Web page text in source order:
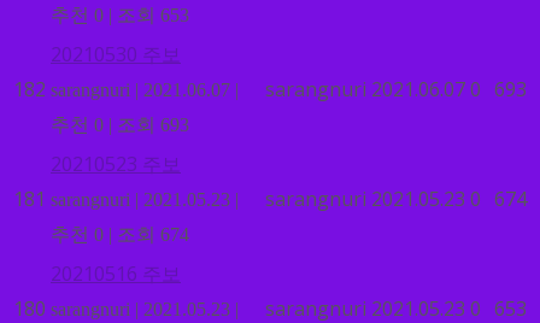
추천 0 | 조회 653
182
20210530 주보
sarangnuri | 2021.06.07 |
추천 0 | 조회 693
sarangnuri 2021.06.070 693
181
20210523 주보
sarangnuri | 2021.05.23 |
추천 0 | 조회 674
sarangnuri 2021.05.23 0 674
180
20210516 주보
sarangnuri | 2021.05.23 |
sarangnuri 2021.05.23 0 653